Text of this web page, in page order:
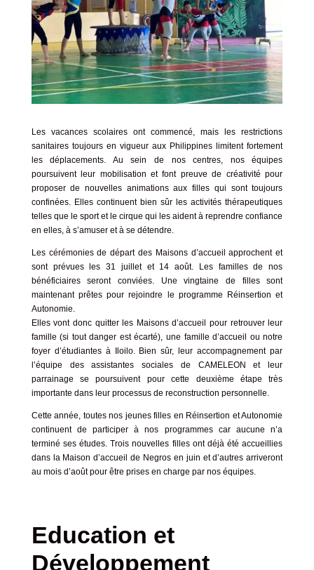
Les vacances scolaires ont commencé, mais les restrictions
sanitaires toujours en vigueur aux Philippines limitent fortement
les déplacements. Au sein de nos centres, nos équipes
poursuivent leur mobilisation et font preuve de créativité pour
proposer de nouvelles animations aux filles qui sont toujours
confinées. Elles continuent bien sûr les activités thérapeutiques
telles que le sport et le cirque qui les aident à reprendre confiance
en elles, à s’amuser et à se détendre.
Les cérémonies de départ des Maisons d’accueil approchent et
sont prévues les 31 juillet et 14 août. Les familles de nos
bénéficiaires seront conviées. Une vingtaine de filles sont
maintenant prêtes pour rejoindre le programme Réinsertion et
Autonomie.
Elles vont donc quitter les Maisons d’accueil pour retrouver leur
famille (si tout danger est écarté), une famille d’accueil ou notre
foyer d’étudiantes à Iloilo. Bien sûr, leur accompagnement par
l’équipe des assistantes sociales de CAMELEON et leur
parrainage se poursuivent pour cette deuxième étape très
importante dans leur processus de reconstruction personnelle.
Cette année, toutes nos jeunes filles en Réinsertion et Autonomie
continuent de participer à nos programmes car aucune n’a
terminé ses études. Trois nouvelles filles ont déjà été accueillies
dans la Maison d’accueil de Negros en juin et d’autres arriveront
au mois d’août pour être prises en charge par nos équipes.
Education et
Développement